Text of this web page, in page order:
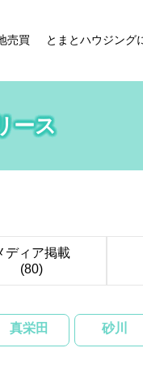
売買 とまとハウジング
ース
ディア掲載
(80)
真栄田 砂川